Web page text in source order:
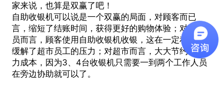
家来说，也算是双赢了吧！
自助收银机可以说是一个双赢的局面，对顾客而已
言，缩短了结账时间，获得更好的购物体验；对收银
员而言，顾客使用自助收银机收银，这在一定程度上
缓解了超市员工的压力；对超市而言，大大节约了人
力成本，因为3、4台收银机只需要一到两个工作人员
在旁边协助就可以了。